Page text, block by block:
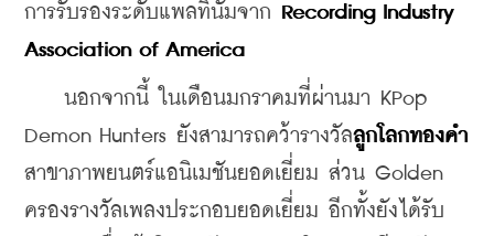
การรับรองระดับแพลทินัมจาก Recording Industry
Association of America
นอกจากนี้ ในเดือนมกราคมที่ผ่านมา KPop
Demon Hunters ยังสามารถคว้ารางวัลลูกโลกทองคำ
สาขาภาพยนตร์แอนิเมชันยอดเยี่ยม ส่วน Golden
ครองรางวัลเพลงประกอบยอดเยี่ยม อีกทั้งยังได้รับ